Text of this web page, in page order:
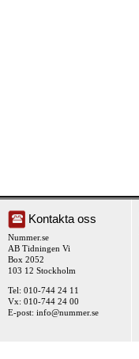
Kontakta oss
Nummer.se
AB Tidningen Vi
Box 2052
103 12 Stockholm
Tel: 010-744 24 11
Vx: 010-744 24 00
E-post: info@nummer.se